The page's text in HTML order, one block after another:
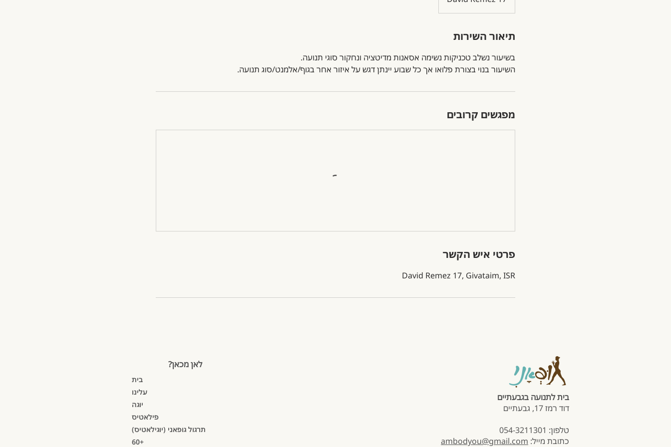
תיאור השירות
השיעור בנוי בצורת פלואו אך כל שבוע יינתן דגש על איזור אחר בגוף/אלמנט/סוג תנועה.
מפגשים קרובים
פרטי איש הקשר
David Remez 17, Givataim, ISR
לאן מכאן?
בית
עלינו
יוגה
פילאטיס
תרגול גופאני (יוגילאטיס)
60+
בית לתנועה בגבעתיים
דוד רמז 17, גבעתיים
טלפון: 054-3211301
כתובת מייל: ambodyou@gmail.com